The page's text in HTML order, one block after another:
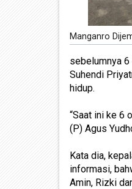
Manganro
sebelumnya 6
Suhendi
hidup.
“Saat ini ke 6
(P) Agus
Kata dia,
informasi,
Amin, Rizki